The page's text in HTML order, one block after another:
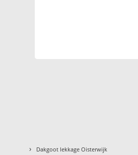
› Dakgoot lekkage Oisterwijk